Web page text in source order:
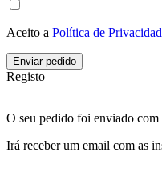
Aceito a Política de
Enviar pedido
Registo
O seu pedido foi enviado com
Irá receber um email com as